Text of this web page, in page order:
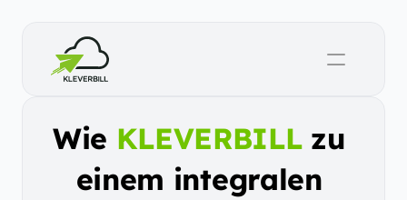
Wie KLEVERBILL zu
einem integralen